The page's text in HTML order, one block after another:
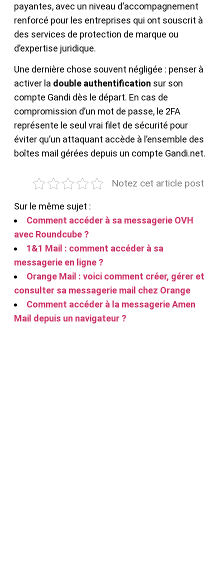
payantes, avec un niveau d’accompagnement
renforcé pour les entreprises qui ont souscrit à
des services de protection de marque ou
d’expertise juridique.
Une dernière chose souvent négligée : penser à
activer la double authentification sur son
compte Gandi dès le départ. En cas de
compromission d’un mot de passe, le 2FA
représente le seul vrai filet de sécurité pour
éviter qu’un attaquant accède à l’ensemble des
boîtes mail gérées depuis un compte Gandi.net.
Notez cet article post
Sur le même sujet :
Comment accéder à sa messagerie OVH
avec Roundcube ?
1&1 Mail : comment accéder à sa
messagerie en ligne ?
Orange Mail : voici comment créer, gérer et
consulter sa messagerie mail chez Orange
Comment accéder à la messagerie Amen
Mail depuis un navigateur ?